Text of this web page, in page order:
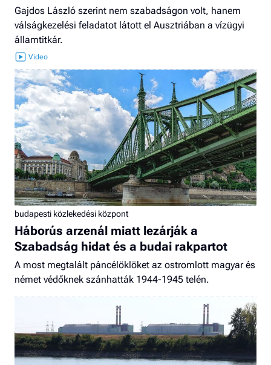
Gajdos László szerint nem szabadságon volt, hanem
válságkezelési feladatot látott el Ausztriában a vízügyi
államtitkár.
budapesti közlekedési központ
Háborús arzenál miatt lezárják a
Szabadság hidat és a budai rakpartot
A most megtalált páncélöklöket az ostromlott magyar és
német védőknek szánhatták 1944-1945 telén.